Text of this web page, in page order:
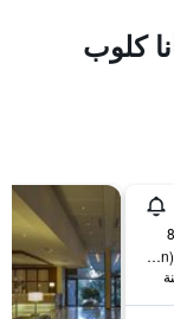
كلوب
North Beach Area, ايلات, HaDarom (Southern), اسرائيل